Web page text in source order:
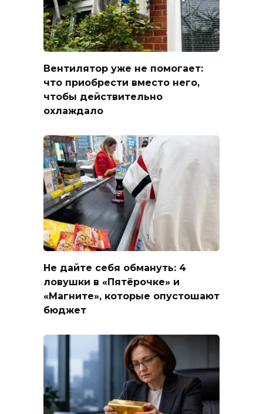
Вентилятор уже не помогает:
что приобрести вместо него,
чтобы действительно
охлаждало
Не дайте себя обмануть: 4
ловушки в «Пятёрочке» и
«Магните», которые опустошают
бюджет